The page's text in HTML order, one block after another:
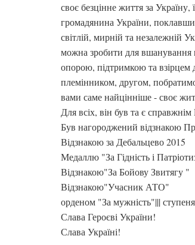
своє безцінне життя за Україну,
громадянина України,
світлій, мирній та незалежній
можна зробити для вшанування
опорою, підтримкою та
племінником, другом,
вами саме найцінніше - своє
Для всіх, він був та є
Був нагороджений відзнакою
Відзнакою за Дебальцево 2015
Медаллю "За Гідність і
Відзнакою"За Бойову Звитягу "
Відзнакою"Учасник АТО"
орденом "За мужність"|||
Слава Героєві України!
Слава Україні!